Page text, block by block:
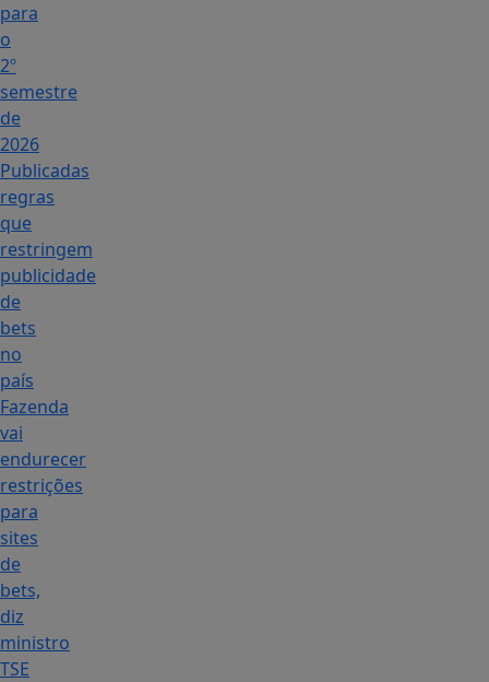
para
o
2º
semestre
de
2026
Publicadas
regras
que
restringem
publicidade
de
bets
no
país
Fazenda
vai
endurecer
restrições
para
sites
de
bets,
diz
ministro
TSE